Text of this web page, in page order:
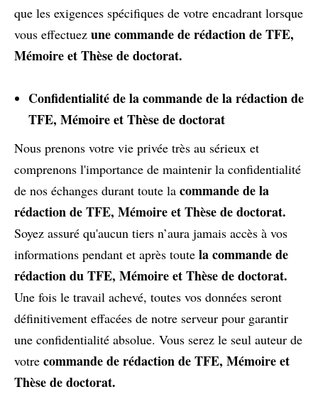
que les exigences spécifiques de votre encadrant lorsque
vous effectuez une commande de rédaction de TFE,
Mémoire et Thèse de doctorat.
Confidentialité de la commande de la rédaction de
TFE, Mémoire et Thèse de doctorat
Nous prenons votre vie privée très au sérieux et
comprenons l'importance de maintenir la confidentialité
de nos échanges durant toute la commande de la
rédaction de TFE, Mémoire et Thèse de doctorat.
Soyez assuré qu'aucun tiers n’aura jamais accès à vos
informations pendant et après toute la commande de
rédaction du TFE, Mémoire et Thèse de doctorat.
Une fois le travail achevé, toutes vos données seront
définitivement effacées de notre serveur pour garantir
une confidentialité absolue. Vous serez le seul auteur de
votre commande de rédaction de TFE, Mémoire et
Thèse de doctorat.